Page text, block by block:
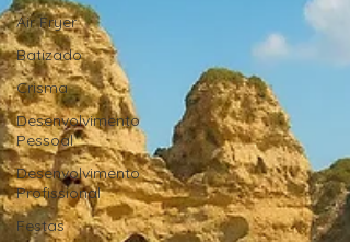
Air Fryer
Batizado
Crisma
Desenvolvimento
Pessoal
Desenvolvimento
Profissional
Festas